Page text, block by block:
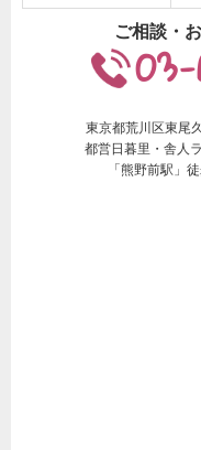
ご相談・
東京都荒川区東尾
都営日暮里・舎人
「熊野前駅」